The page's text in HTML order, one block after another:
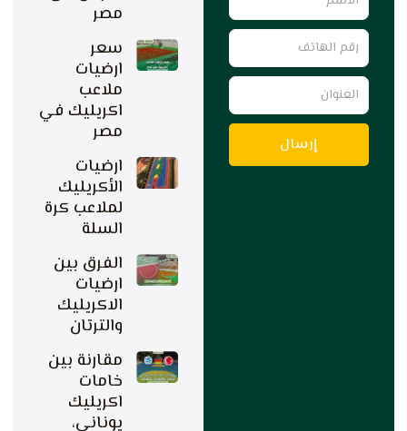
رقم
الهاتف
العنوان
إرسال
مصر
سعر
ارضيات
ملاعب
اكريليك في
مصر
ارضيات
الأكريليك
لملاعب كرة
السلة
الفرق بين
ارضيات
الاكريليك
والترتان
مقارنة بين
خامات
اكريليك
يوناني،